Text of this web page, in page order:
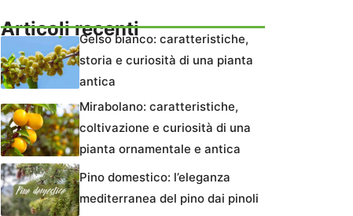
Articoli recentiGelso bianco: caratteristiche,
storia e curiosità di una pianta
antica
Mirabolano: caratteristiche,
coltivazione e curiosità di una
pianta ornamentale e antica
Pino domestico: l’eleganza
mediterranea del pino dai pinoli